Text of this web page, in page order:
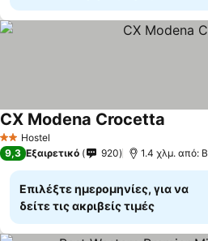
2 Αστέρια
Hostel
CX Modena Crocetta
9,3 Εξαιρετικό 920 1.4 χλμ. από:
Επιλέξτε ημερομηνίες, για να
δείτε τις ακριβείς τιμές